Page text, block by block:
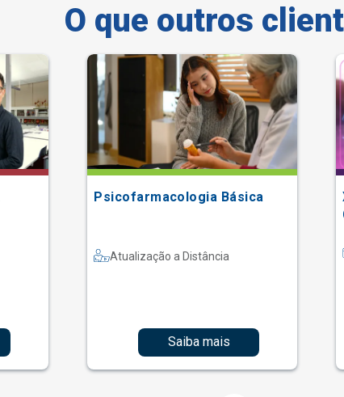
O que outros
Psicofarmacologia Básica
Atualização a Distância
Saiba mais